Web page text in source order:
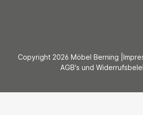
Copyright 2026 Möbel Berning |
AGB's und